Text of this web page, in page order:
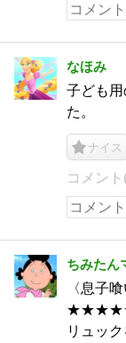
なほみ
子ども
た。
ナイス
コメント
ちみたん
〈息子
★★★★☆
リュッ